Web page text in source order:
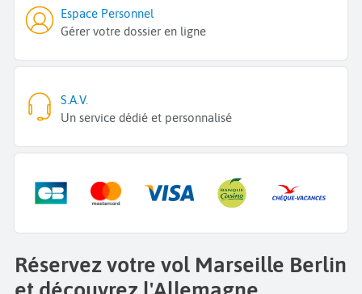
Espace Personnel
Gérer votre dossier en ligne
S.A.V.
Un service dédié et personnalisé
Réservez votre vol Marseille Berlin